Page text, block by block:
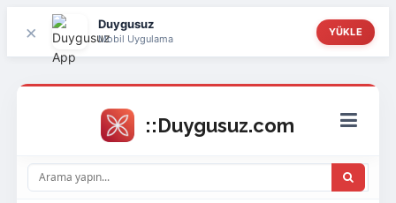
× Duygusuz
Mobil Uygulama
YÜKLE